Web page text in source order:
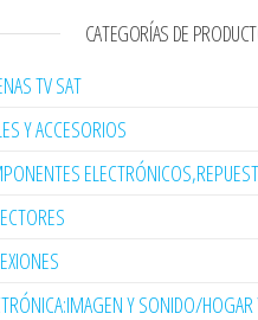
CATEGORÍAS DE
TV SAT
Y ACCESORIOS
Y SONIDO/HOGAR